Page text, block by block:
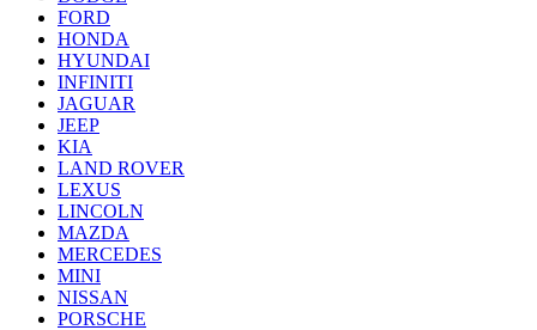
FORD
HONDA
HYUNDAI
INFINITI
JAGUAR
JEEP
KIA
LAND ROVER
LEXUS
LINCOLN
MAZDA
MERCEDES
MINI
NISSAN
PORSCHE